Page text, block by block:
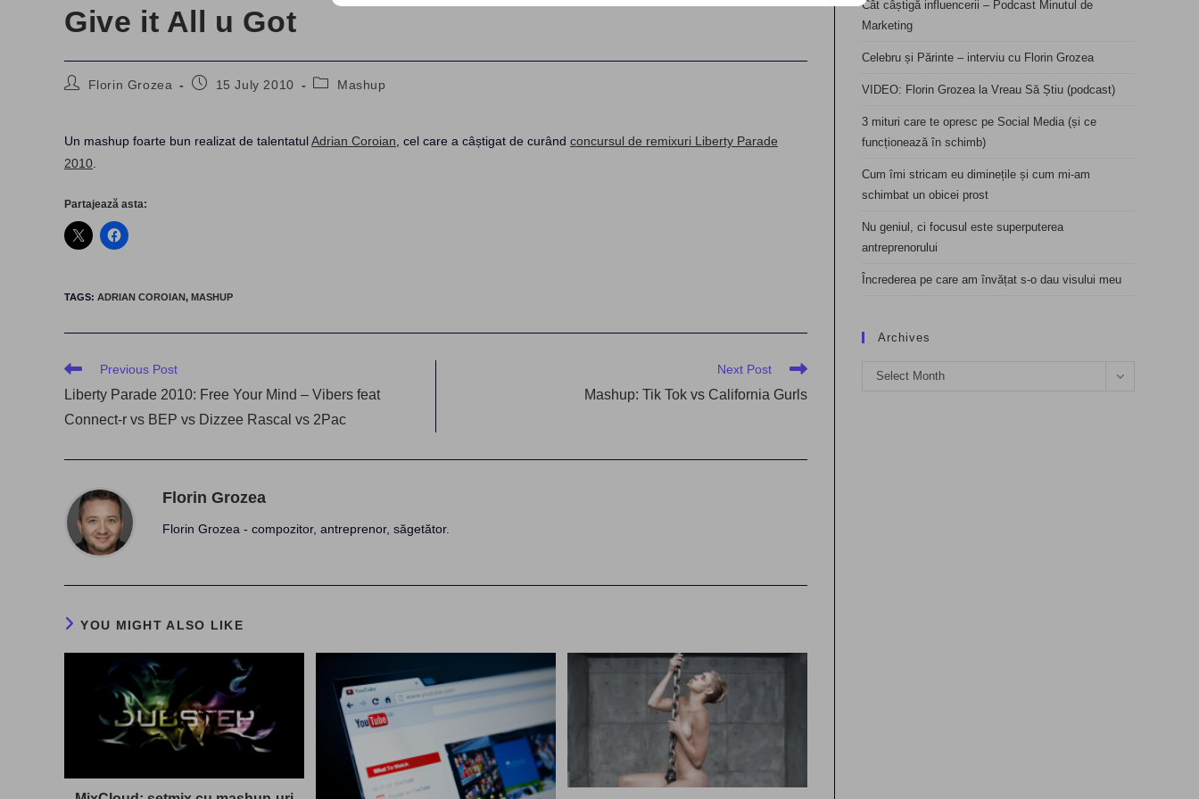
Give it All u Got
PostFlorin Grozea
Post15 July 2010
PostMashup
Un mashup foarte bun realizat de talentatulAdrian Coroian , cel care a câștigat de curând concursul de remixuri Liberty Parade
2010
Partajează asta:
TAGS: ADRIAN COROIAN, MASHUP
Read
articles
Previous Post
Liberty Parade 2010: Free Your Mind – Vibers feat
Connect-r vs BEP vs Dizzee Rascal vs 2Pac
Next Post
Mashup: Tik Tok vs California Gurls
Florin Grozea
Florin Grozea - compozitor, antreprenor, săgetător.
YOU MIGHT ALSO LIKE
Cât câștigă influencerii – Podcast Minutul de
Marketing
Celebru și Părinte – interviu cu Florin Grozea
VIDEO: Florin Grozea la Vreau Să Știu (podcast)
3 mituri care te opresc pe Social Media (și ce
funcționează în schimb)
Cum îmi stricam eu diminețile și cum mi-am
schimbat un obicei prost
Nu geniul, ci focusul este superputerea
antreprenorului
Încrederea pe care am învățat s-o dau visului meu
Archives
Archives
Select Month